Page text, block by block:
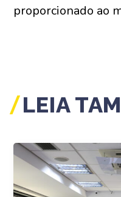
proporcionado ao
LEIA